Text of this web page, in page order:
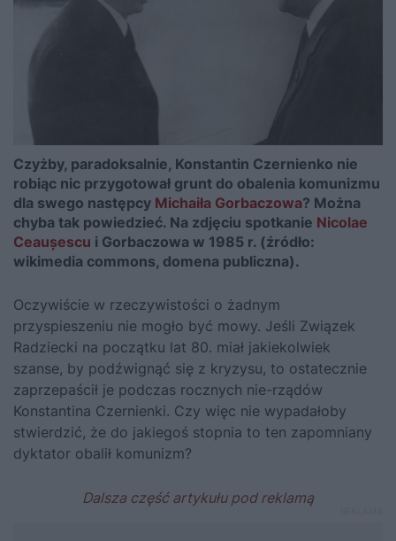
Czyżby, paradoksalnie, Konstantin Czernienko nie
robiąc nic przygotował grunt do obalenia komunizmu
dla swego następcy Michaiła Gorbaczowa? Można
chyba tak powiedzieć. Na zdjęciu spotkanie Nicolae
Ceaușescu i Gorbaczowa w 1985 r. (źródło:
wikimedia commons, domena publiczna).
Oczywiście w rzeczywistości o żadnym
przyspieszeniu nie mogło być mowy. Jeśli Związek
Radziecki na początku lat 80. miał jakiekolwiek
szanse, by podźwignąć się z kryzysu, to ostatecznie
zaprzepaścił je podczas rocznych nie-rządów
Konstantina Czernienki. Czy więc nie wypadałoby
stwierdzić, że do jakiegoś stopnia to ten zapomniany
dyktator obalił komunizm?